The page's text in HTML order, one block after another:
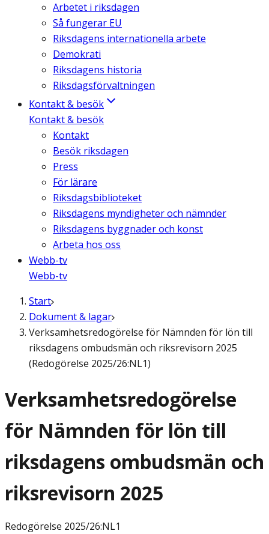
Arbetet i riksdagen
Så fungerar EU
Riksdagens internationella arbete
Demokrati
Riksdagens historia
Riksdagsförvaltningen
Kontakt & besök
Kontakt & besök
Kontakt
Besök riksdagen
Press
För lärare
Riksdagsbiblioteket
Riksdagens myndigheter och nämnder
Riksdagens byggnader och konst
Arbeta hos oss
Webb-tv
Webb-tv
Start
Dokument & lagar
Verksamhetsredogörelse för Nämnden för lön till
riksdagens ombudsmän och riksrevisorn 2025
(Redogörelse 2025/26:NL1)
Verksamhetsredogörelse
för Nämnden för lön till
riksdagens ombudsmän och
riksrevisorn 2025
Redogörelse 2025/26:NL1